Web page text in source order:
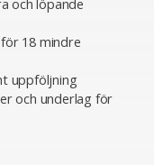
och löpande
18 mindre
uppföljning
och underlag för